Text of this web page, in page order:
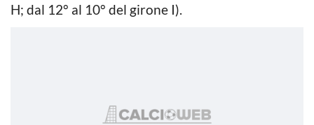
H; dal 12° al 10° del girone I).